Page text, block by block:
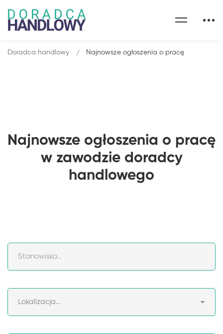
Najnowsze ogłoszenia o pracę
w zawodzie doradcy
handlowego
Doradca handlowy Najnowsze ogłoszenia o pracę